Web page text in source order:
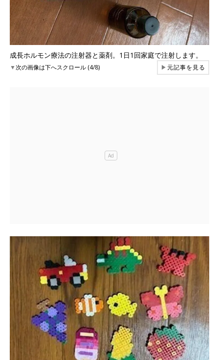
成長ホルモン療法の注射器と薬剤。1日1回家庭で注射します。
▼次の画像は下へスクロール (4/8) ▶元記事を見る